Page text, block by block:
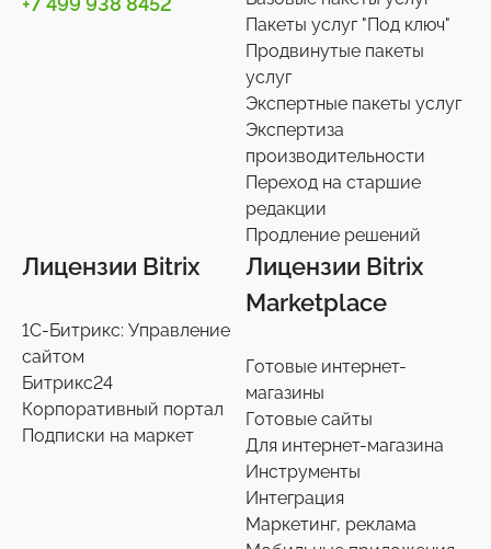
Телефония4
Настройки интеграций с маркетплайсами
Экспертиза производительности
Переход на старшие редакции8
Пакеты услуг "Под ключ"
Продвинутые пакеты
услуг
Экспертные пакеты услуг
Экспертиза
производительности
Переход на старшие
редакции
Продление решений
Лицензии Bitrix
1С-Битрикс: Управление
сайтом
Битрикс24
Корпоративный портал
Подписки на маркет
Лицензии Bitrix
Marketplace
Готовые интернет-
магазины
Готовые сайты
Для интернет-магазина
Инструменты
Интеграция
Маркетинг, реклама